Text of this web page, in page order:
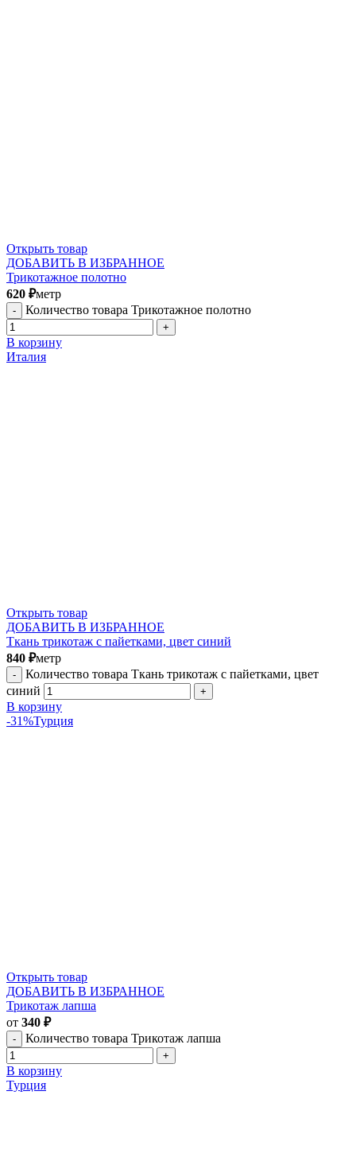
Открыть товар
ДОБАВИТЬ В ИЗБРАННОЕ
Трикотажное полотно
620 ₽метр
Количество товара Трикотажное полотно
В корзину
Италия
Открыть товар
ДОБАВИТЬ В ИЗБРАННОЕ
Ткань трикотаж с пайетками, цвет синий
840 ₽метр
Количество товара Ткань трикотаж с пайетками, цвет
синий
В корзину
-31%Турция
Открыть товар
ДОБАВИТЬ В ИЗБРАННОЕ
Трикотаж лапша
от 340 ₽
Количество товара Трикотаж лапша
В корзину
Турция